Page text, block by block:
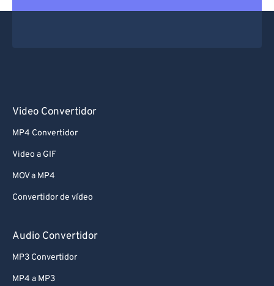
Video Convertidor
MP4 Convertidor
Video a GIF
MOV a MP4
Convertidor de vídeo
Audio Convertidor
MP3 Convertidor
MP4 a MP3